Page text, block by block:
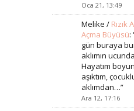
Oca 21, 13:49
Melike / Rızık
Açma Büyüsü:
gün buraya
aklımın
Hayatım
aşıktım,
aklımdan…”
Ara 12, 17:16